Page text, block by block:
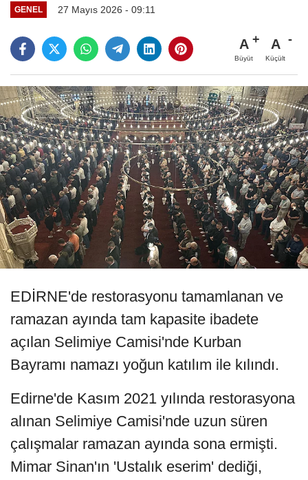
GENEL 27 Mayıs 2026 - 09:11
A
Büyüt
A
Küçült
EDİRNE'de restorasyonu tamamlanan ve
ramazan ayında tam kapasite ibadete
açılan Selimiye Camisi'nde Kurban
Bayramı namazı yoğun katılım ile kılındı.
Edirne'de Kasım 2021 yılında restorasyona
alınan Selimiye Camisi'nde uzun süren
çalışmalar ramazan ayında sona ermişti.
Mimar Sinan'ın 'Ustalık eserim' dediği,